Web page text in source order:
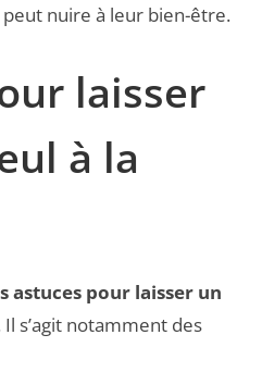
nuire à leur bien-être.
laisser
à la
astuces pour laisser un
Il s’agit notamment des